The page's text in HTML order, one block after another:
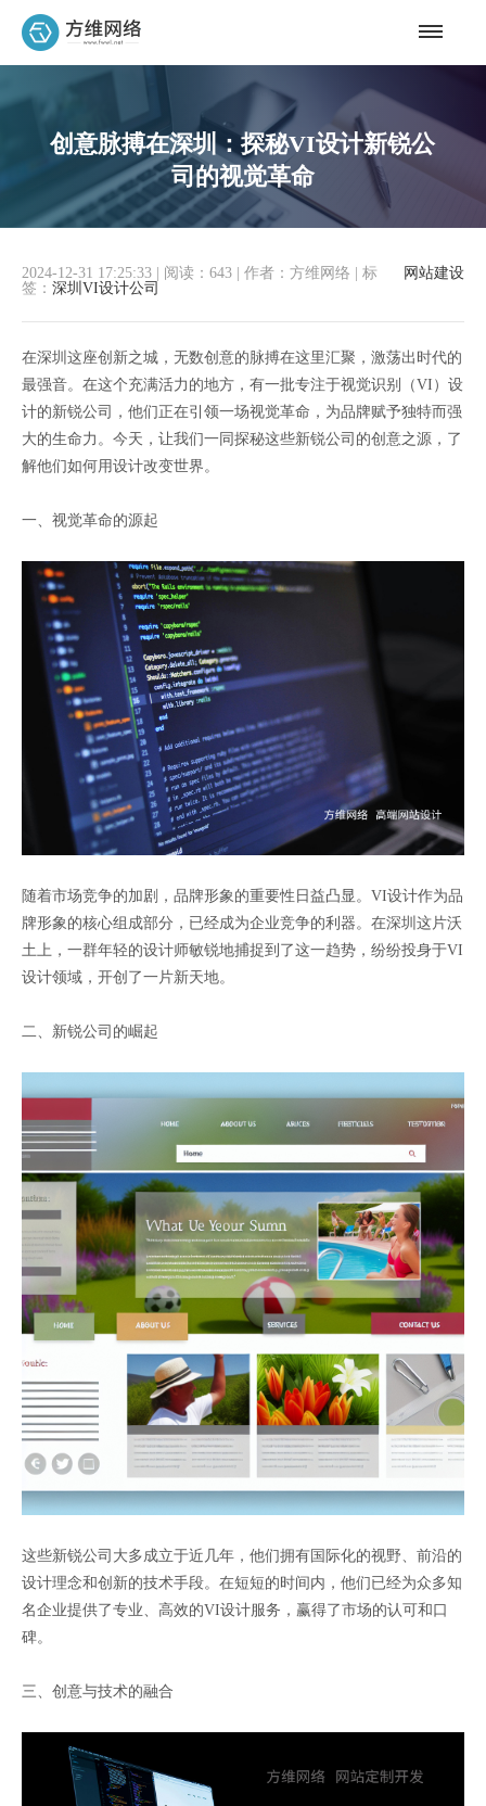
创意脉搏在深圳：探秘VI设计新锐公
司的视觉革命
网站建设
2024-12-31 17:25:33 阅读：643 作者：方维网络
标
签： 深圳VI设计公司
在深圳这座创新之城，无数创意的脉搏在这里汇聚，激荡出时代的
最强音。在这个充满活力的地方，有一批专注于视觉识别（VI）设
计的新锐公司，他们正在引领一场视觉革命，为品牌赋予独特而强
大的生命力。今天，让我们一同探秘这些新锐公司的创意之源，了
解他们如何用设计改变世界。
一、视觉革命的源起
随着市场竞争的加剧，品牌形象的重要性日益凸显。VI设计作为品
牌形象的核心组成部分，已经成为企业竞争的利器。在深圳这片沃
土上，一群年轻的设计师敏锐地捕捉到了这一趋势，纷纷投身于VI
设计领域，开创了一片新天地。
二、新锐公司的崛起
这些新锐公司大多成立于近几年，他们拥有国际化的视野、前沿的
设计理念和创新的技术手段。在短短的时间内，他们已经为众多知
名企业提供了专业、高效的VI设计服务，赢得了市场的认可和口
碑。
三、创意与技术的融合